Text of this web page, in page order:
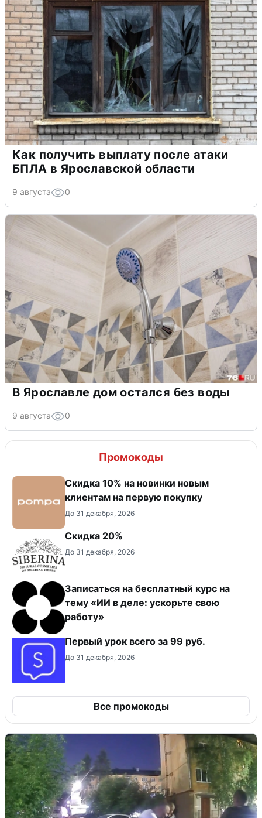
Как получить выплату после атаки
БПЛА в Ярославской области
9 августа 0
В Ярославле дом остался без воды
9 августа 0
Промокоды
Скидка 10% на новинки новым
клиентам на первую покупку
До 31 декабря, 2026
Скидка 20%
До 31 декабря, 2026
Записаться на бесплатный курс на
тему «ИИ в деле: ускорьте свою
работу»
Первый урок всего за 99 руб.
До 31 декабря, 2026
Все промокоды